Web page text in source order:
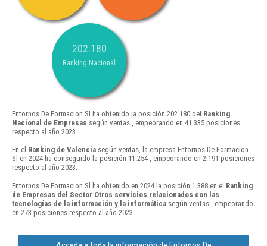
202.180
Ranking Nacional
Entornos De Formacion Sl ha obtenido la posición 202.180 del Ranking
Nacional de Empresas según ventas , empeorando en 41.335 posiciones
respecto al año 2023.
En el Ranking de Valencia según ventas, la empresa Entornos De Formacion
Sl en 2024 ha conseguido la posición 11.254 , empeorando en 2.191 posiciones
respecto al año 2023.
Entornos De Formacion Sl ha obtenido en 2024 la posición 1.388 en el Ranking
de Empresas del Sector Otros servicios relacionados con las
tecnologías de la información y la informática según ventas , empeorando
en 273 posiciones respecto al año 2023.